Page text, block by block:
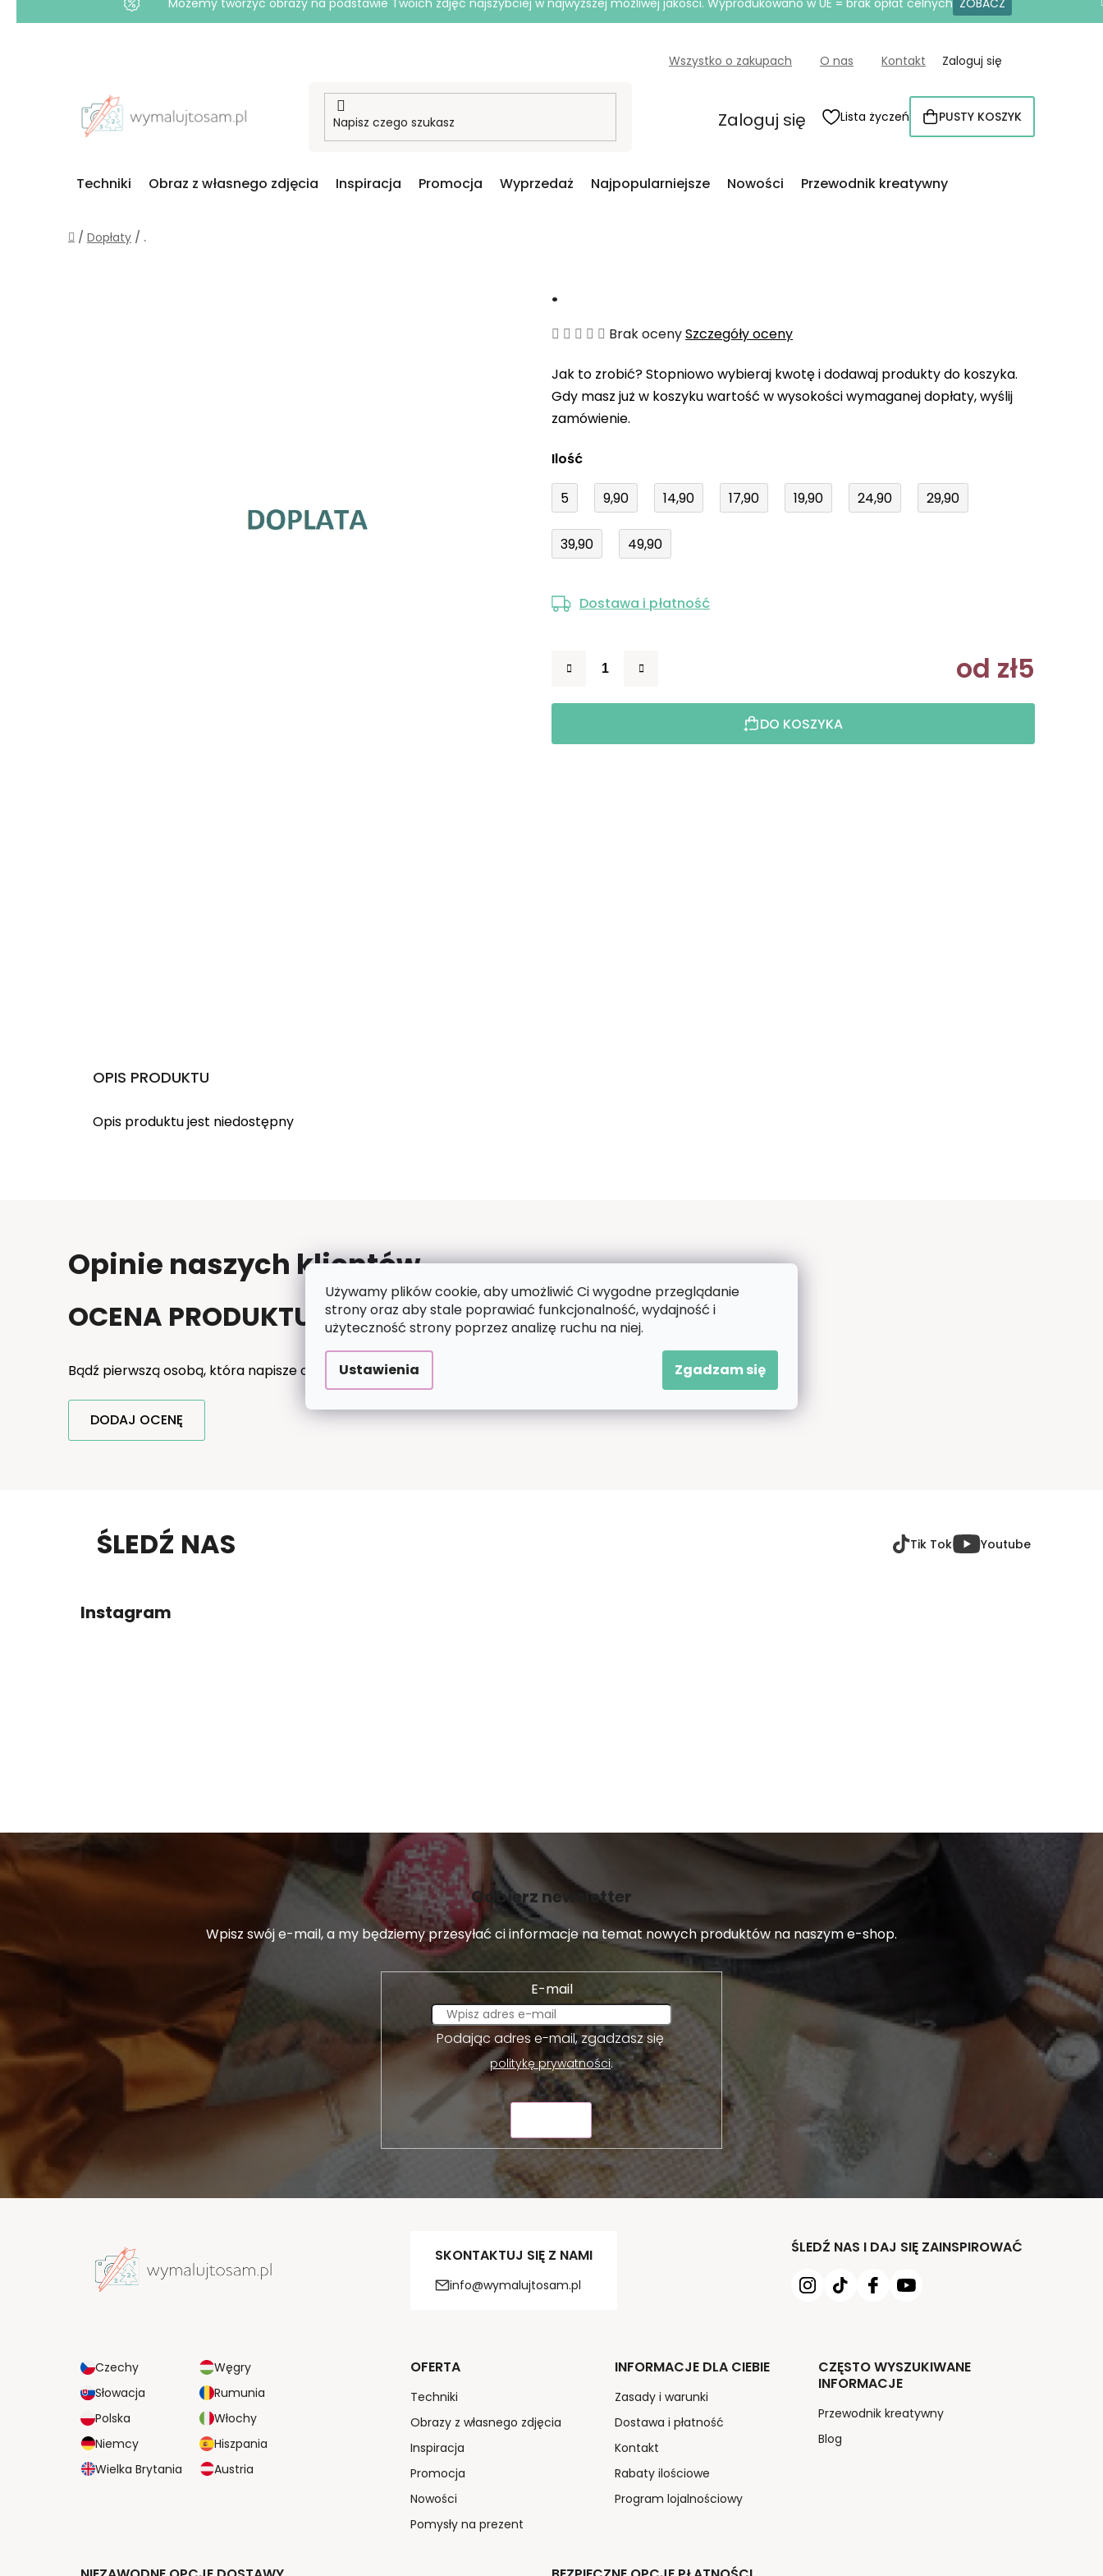
Używamy plików cookie, aby umożliwić Ci wygodne przeglądanie
strony oraz aby stale poprawiać funkcjonalność, wydajność i
użyteczność strony poprzez analizę ruchu na niej.
Ustawienia Zgadzam się
Możemy tworzyć obrazy na podstawie Twoich zdjęć najszybciej w najwyższej możliwej jakości. Wyprodukowano w UE = brak opłat celnych ZOBACZ
Wszystko o zakupach O nas Kontakt Zaloguj się
Zaloguj się Lista życzeń KOSZYK
PUSTY KOSZYK
Techniki Obraz z własnego zdjęcia Inspiracja Promocja Wyprzedaż Najpopularniejsze Nowości Przewodnik kreatywny
Home
/ Dopłaty / .
.
Średnia
produktu
wynosi
0,0
gwiazdek.
Brak ocenySzczegóły oceny
Jak to zrobić? Stopniowo wybieraj kwotę i dodawaj produkty do koszyka.
Gdy masz już w koszyku wartość w wysokości wymaganej dopłaty, wyślij
zamówienie.
Ilość
5 9,90 14,90 17,90 19,90 24,90 29,90
39,90 49,90
Dostawa i płatność
od zł5
DO KOSZYKA
OPIS PRODUKTU
Opis produktu jest niedostępny
Opinie naszych klientów
OCENA PRODUKTU
Bądź pierwszą osobą, która napisze opinię do tego produktu.
DODAJ OCENĘ
ŚLEDŹ NAS Tik Tok Youtube
Instagram
Odbierz newsletter
Wpisz swój e-mail, a my będziemy przesyłać ci informacje na temat nowych produktów na naszym e-shop.
E-mail
Podając adres e-mail, zgadzasz się
politykę prywatności.
SKONTAKTUJ SIĘ Z NAMI
info@wymalujtosam.pl
ŚLEDŹ NAS I DAJ SIĘ ZAINSPIROWAĆ
Czechy
Węgry
Słowacja
Rumunia
Polska
Włochy
Niemcy
Hiszpania
Wielka Brytania
Austria
OFERTA
Techniki
Obrazy z własnego zdjęcia
Inspiracja
Promocja
Nowości
Pomysły na prezent
INFORMACJE DLA CIEBIE
Zasady i warunki
Dostawa i płatność
Kontakt
Rabaty ilościowe
Program lojalnościowy
CZĘSTO WYSZUKIWANE
INFORMACJE
Przewodnik kreatywny
Blog